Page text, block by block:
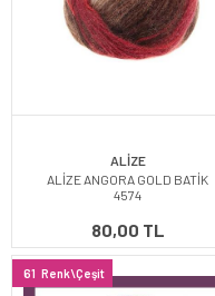
ALİZE
ALİZE ANGORA GOLD BATİK
4574
80,00 TL
61 Renk\Çeşit